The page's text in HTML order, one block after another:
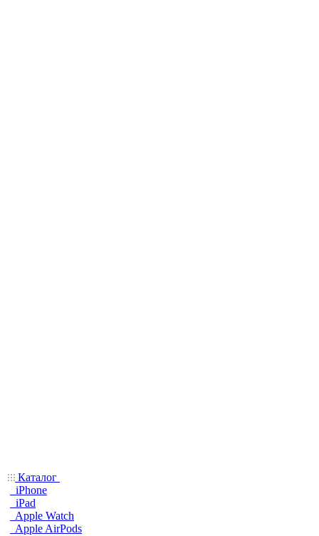
Каталог
iPhone
iPad
Apple Watch
Apple AirPods